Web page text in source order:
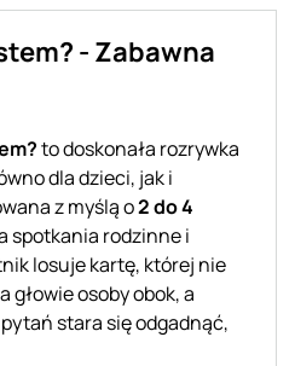
- Zabawna
to doskonała rozrywka
dla dzieci, jak i
z myślą o2 do 4
spotkania rodzinne i
losuje kartę, której nie
głowie osoby obok, a
stara się odgadnąć,